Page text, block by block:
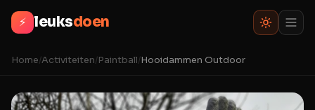
⚡ leuksdoen
Home/Activiteiten/Paintball/Hooidammen Outdoor